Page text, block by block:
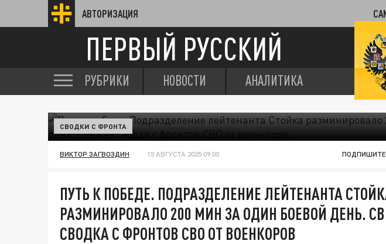
АВТОРИЗАЦИЯ
ПЕРВЫЙ РУССКИЙ
РУБРИКИ НОВОСТИ АНАЛИТИКА
СВОДКИ С ФРОНТА
ВИКТОР ЗАГВОЗДИН 15 АВГУСТА 2025 09:00
ПУТЬ К ПОБЕДЕ. ПОДРАЗДЕЛЕНИЕ ЛЕЙТЕНАНТА
РАЗМИНИРОВАЛО 200 МИН ЗА ОДИН БОЕВОЙ ДЕНЬ.
СВОДКА С ФРОНТОВ СВО ОТ ВОЕНКОРОВ